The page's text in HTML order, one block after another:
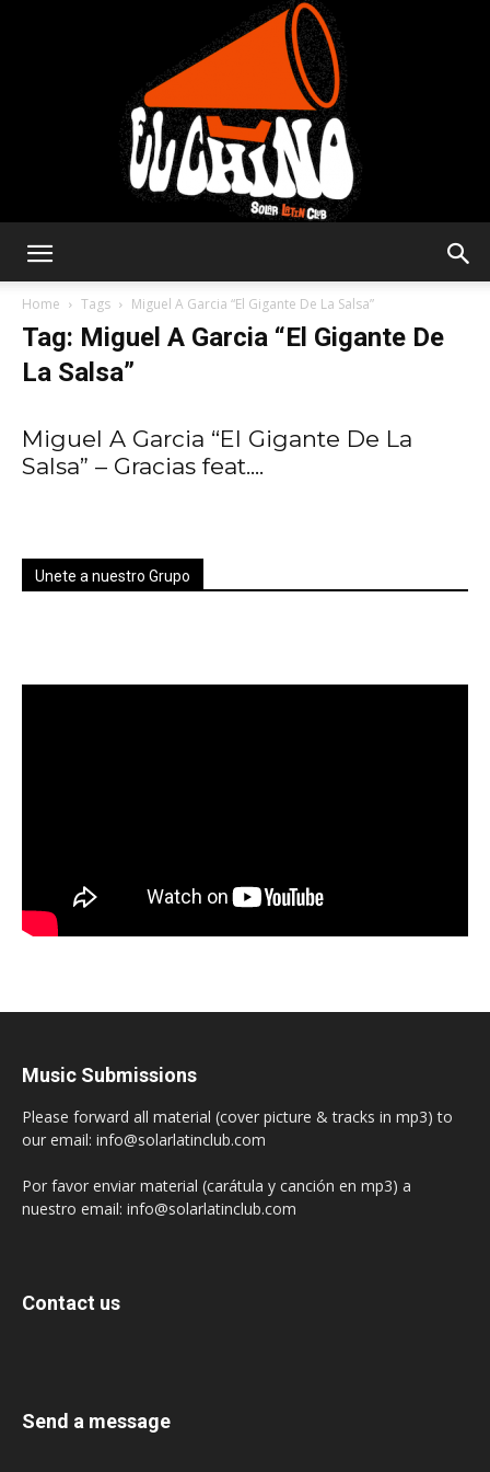
Club
Home Tags Miguel A Garcia “El Gigante De La Salsa”
Tag: Miguel A Garcia “El Gigante De
La Salsa”
Miguel A Garcia “El Gigante De La
Salsa” – Gracias feat....
Unete a nuestro Grupo
Music Submissions
Please forward all material (cover picture & tracks in mp3) to
our email: info@solarlatinclub.com
Por favor enviar material (carátula y canción en mp3) a
nuestro email: info@solarlatinclub.com
Contact us
Send a message